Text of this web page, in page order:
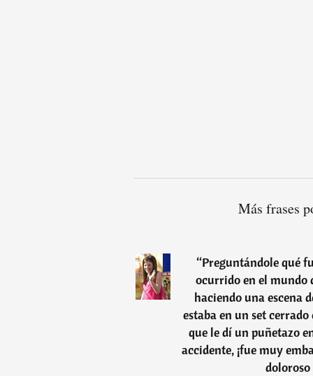
Más frases
“Preguntándole qué
ocurrido en el mundo
haciendo una escena
estaba en un set
que le dí un puñetazo
accidente, ¡fue muy
doloroso